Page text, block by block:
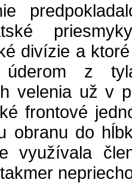
divízie a
úderom z
velenia už v
frontové
obranu do
využívala